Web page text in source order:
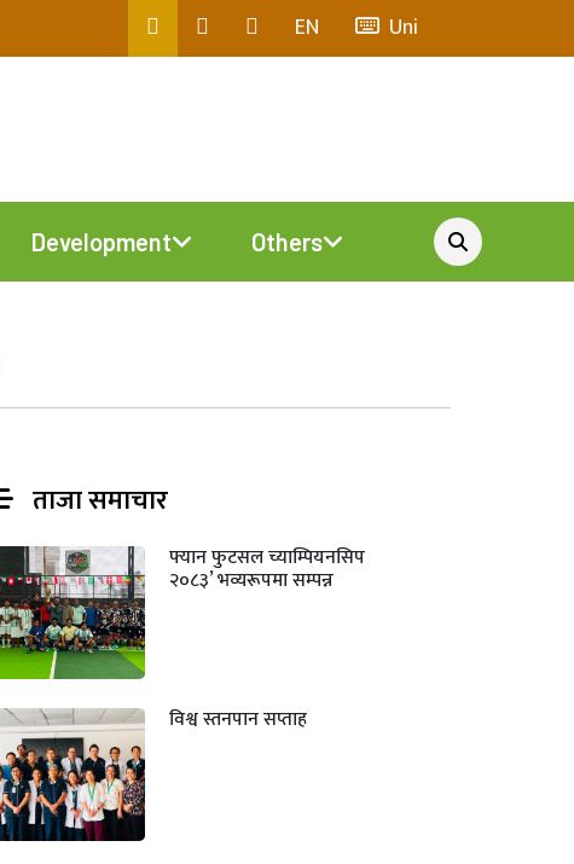
EN Uni
Development Others
ताजा समाचार
फ्यान फुटसल च्याम्पियनसिप
२०८३’ भव्यरूपमा सम्पन्न
विश्व स्तनपान सप्ताह